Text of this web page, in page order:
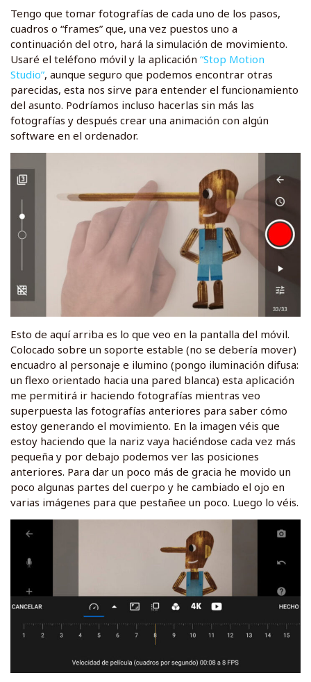
Tengo que tomar fotografías de cada uno de los pasos,
cuadros o “frames” que, una vez puestos uno a
continuación del otro, hará la simulación de movimiento.
Usaré el teléfono móvil y la aplicación “Stop Motion
Studio”, aunque seguro que podemos encontrar otras
parecidas, esta nos sirve para entender el funcionamiento
del asunto. Podríamos incluso hacerlas sin más las
fotografías y después crear una animación con algún
software en el ordenador.
Esto de aquí arriba es lo que veo en la pantalla del móvil.
Colocado sobre un soporte estable (no se debería mover)
encuadro al personaje e ilumino (pongo iluminación difusa:
un flexo orientado hacia una pared blanca) esta aplicación
me permitirá ir haciendo fotografías mientras veo
superpuesta las fotografías anteriores para saber cómo
estoy generando el movimiento. En la imagen véis que
estoy haciendo que la nariz vaya haciéndose cada vez más
pequeña y por debajo podemos ver las posiciones
anteriores. Para dar un poco más de gracia he movido un
poco algunas partes del cuerpo y he cambiado el ojo en
varias imágenes para que pestañee un poco. Luego lo véis.